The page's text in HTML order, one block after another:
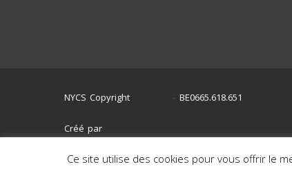
NYCS Copyright - BE0665.618.651
Créé par
Ce site utilise des cookies pour vous offrir le